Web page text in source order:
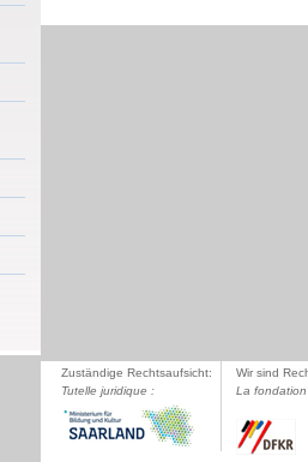
Zuständige Rechtsaufsicht:
Tutelle juridique :
Wir sind
La